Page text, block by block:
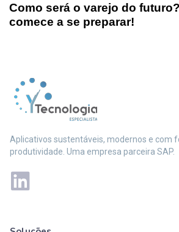
Como será o varejo do
comece a se preparar!
Aplicativos sustentáveis, modernos e com
produtividade. Uma empresa parceira SAP.